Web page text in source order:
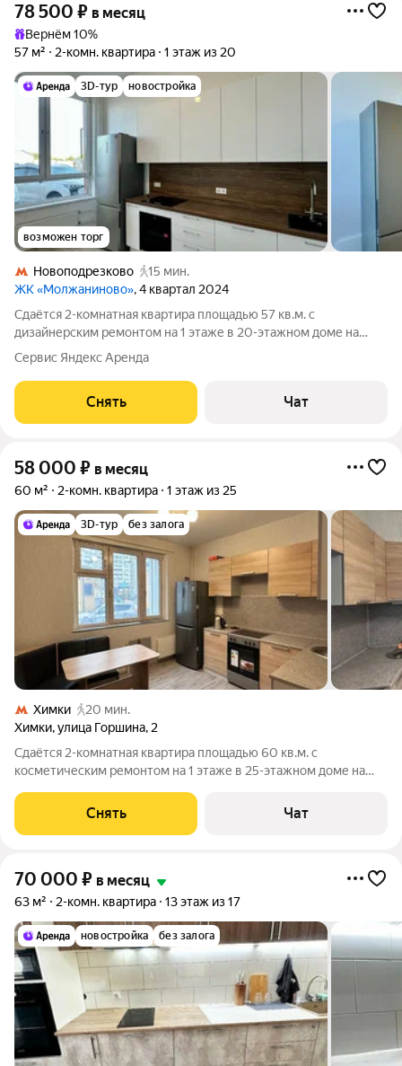
78 500 ₽ в месяц
Вернём 10%
57 м²
2-комн. квартира 1 этаж из 20
3D-тур новостройка
возможен торг
Новоподрезково
15 мин.
ЖК «Молжаниново», 4 квартал 2024
Сдаётся 2-комнатная квартира площадью 57 кв.м. с
дизайнерским ремонтом на 1 этаже в 20-этажном доме на
срок от 11 месяцев. Из техники есть: Духовой шкаф Стиральная
машина Холодильник Кондиционер Дом - монолитный, окна
выходят во двор и на улицу.
Сервис Яндекс Аренда
Снять Чат
58 000 ₽ в месяц
60 м² 2-комн. квартира 1 этаж из 25
3D-тур без залога
Химки
20 мин.
Химки,улица Горшина, 2
Сдаётся 2-комнатная квартира площадью 60 кв.м. с
косметическим ремонтом на 1 этаже в 25-этажном доме на
выходят во двор и на
Снять Чат
70 000 ₽ в месяц
63 м² 2-комн. квартира 13 этаж из 17
новостройка без залога